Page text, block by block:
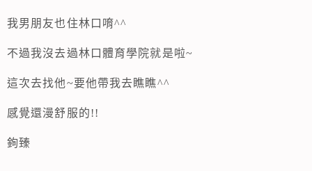
我男朋友也住林口唷^^
不過我沒去過林口體育學院就是啦~
這次去找他~要他帶我去瞧瞧^^
感覺還漫舒服的!!
銁臻